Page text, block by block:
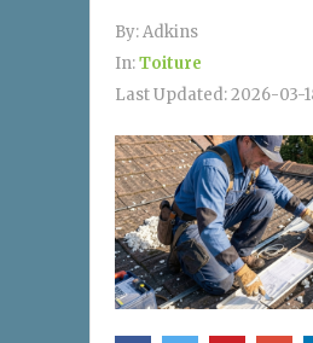
By:Adkins
In:Toiture
Last Updated:2026-03-